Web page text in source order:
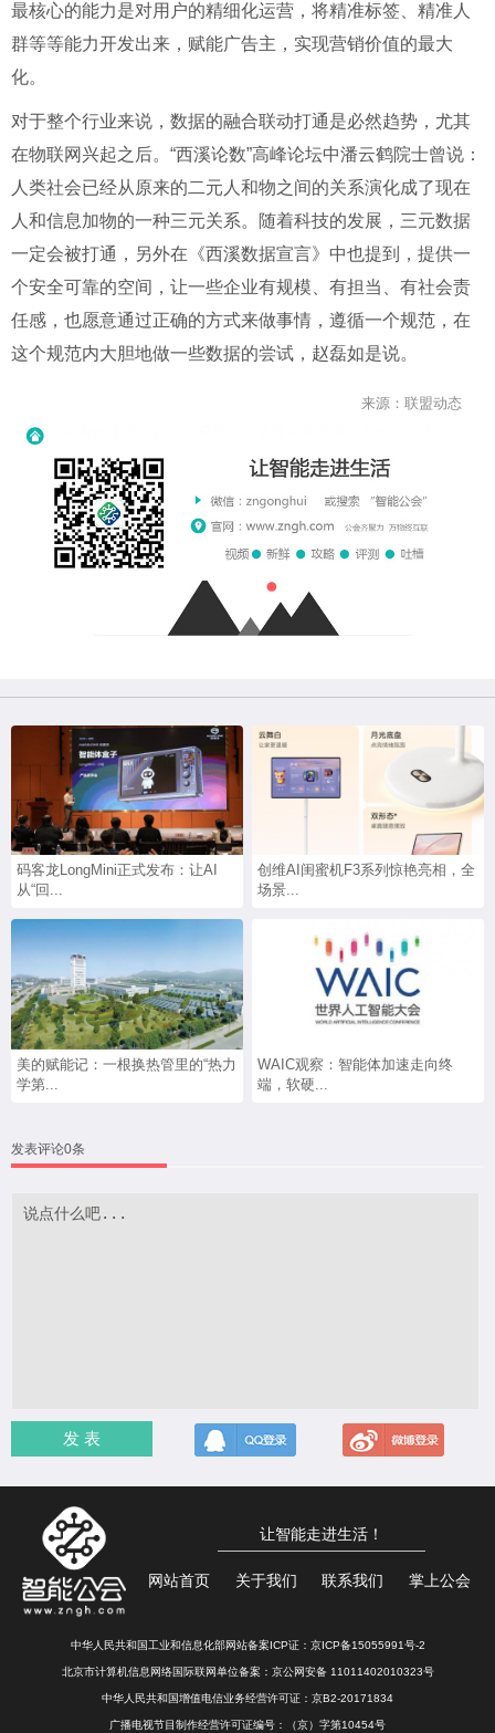
最核心的能力是对用户的精细化运营，将精准标签、精准人
群等等能力开发出来，赋能广告主，实现营销价值的最大
化。
对于整个行业来说，数据的融合联动打通是必然趋势，尤其
在物联网兴起之后。“西溪论数”高峰论坛中潘云鹤院士曾说：
人类社会已经从原来的二元人和物之间的关系演化成了现在
人和信息加物的一种三元关系。随着科技的发展，三元数据
一定会被打通，另外在《西溪数据宣言》中也提到，提供一
个安全可靠的空间，让一些企业有规模、有担当、有社会责
任感，也愿意通过正确的方式来做事情，遵循一个规范，在
这个规范内大胆地做一些数据的尝试，赵磊如是说。
来源：联盟动态
码客龙LongMini正式发布：让AI
从“回...
创维AI闺蜜机F3系列惊艳亮相，全
场景...
美的赋能记：一根换热管里的“热力
学第...
WAIC观察：智能体加速走向终
端，软硬...
发表评论0条
发 表
让智能走进生活！
网站首页 关于我们 联系我们 掌上公会
中华人民共和国工业和信息化部网站备案ICP证： 京ICP备15055991号-2
北京市计算机信息网络国际联网单位备案： 京公网安备 11011402010323号
中华人民共和国增值电信业务经营许可证：京B2-20171834
广播电视节目制作经营许可证编号：（京）字第10454号